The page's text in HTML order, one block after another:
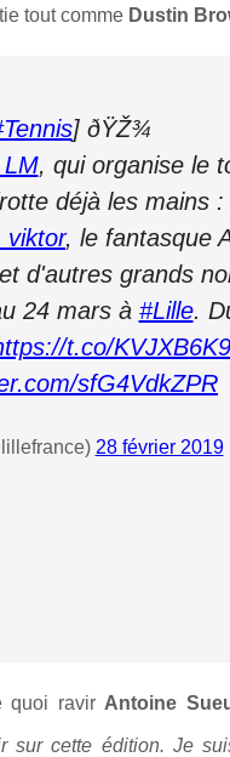
tout comme Dustin
] ðŸŽ¾
, qui organise le
déjà les mains :
, le fantasque
d'autres grands
24 mars à #Lille.
t.co/
sfG4VdkZPR
28 février 2019
quoi ravir Antoine
sur cette édition. Je